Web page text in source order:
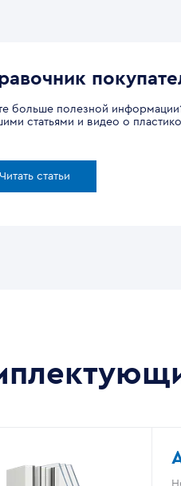
больше полезной
статьями и видео о
Читать статьи